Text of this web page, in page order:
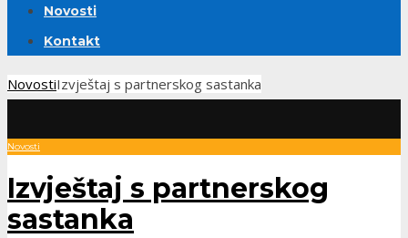
Novosti
Kontakt
NovostiIzvještaj s partnerskog sastanka
Novosti
Izvještaj s partnerskog
sastanka